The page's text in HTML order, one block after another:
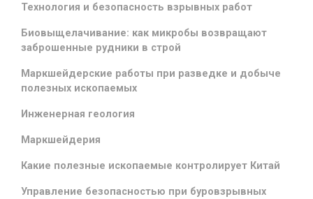
Технология и безопасность взрывных работ
Биовыщелачивание: как микробы возвращают
заброшенные рудники в строй
Маркшейдерские работы при разведке и добыче
полезных ископаемых
Инженерная геология
Маркшейдерия
Какие полезные ископаемые контролирует Китай
Управление безопасностью при буровзрывных